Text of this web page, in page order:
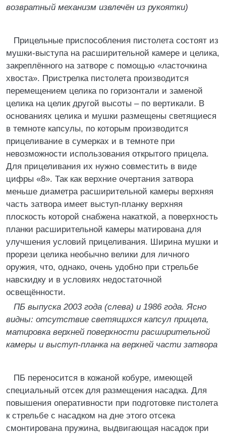
возвратный механизм извлечён из рукоятки)
Прицельные приспособления пистолета состоят из
мушки-выступа на расширительной камере и целика,
закреплённого на затворе с помощью «ласточкина
хвоста». Пристрелка пистолета производится
перемещением целика по горизонтали и заменой
целика на целик другой высоты – по вертикали. В
основаниях целика и мушки размещены светящиеся
в темноте капсулы, по которым производится
прицеливание в сумерках и в темноте при
невозможности использования открытого прицела.
Для прицеливания их нужно совместить в виде
цифры «8». Так как верхние очертания затвора
меньше диаметра расширительной камеры верхняя
часть затвора имеет выступ-планку верхняя
плоскость которой снабжена накаткой, а поверхность
планки расширительной камеры матирована для
улучшения условий прицеливания. Ширина мушки и
прорези целика необычно велики для личного
оружия, что, однако, очень удобно при стрельбе
навскидку и в условиях недостаточной
освещённости.
ПБ выпуска 2003 года (слева) и 1986 года. Ясно
видны: отсутствие светящихся капсул прицела,
матировка верхней поверхности расширительной
камеры и выступ-планка на верхней части затвора
ПБ переносится в кожаной кобуре, имеющей
специальный отсек для размещения насадка. Для
повышения оперативности при подготовке пистолета
к стрельбе с насадком на дне этого отсека
смонтирована пружина, выдвигающая насадок при